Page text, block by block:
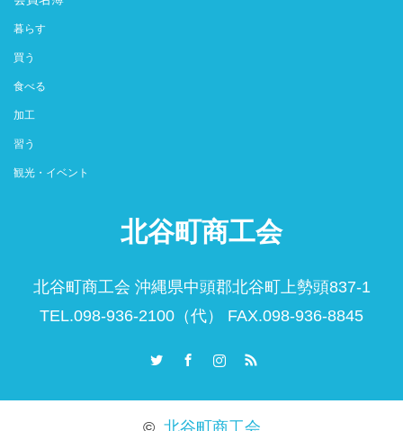
暮らす
買う
食べる
加工
習う
観光・イベント
北谷町商工会
北谷町商工会 沖縄県中頭郡北谷町上勢頭837-1
TEL.098-936-2100（代） FAX.098-936-8845
Instagram
RSS
© 北谷町商工会